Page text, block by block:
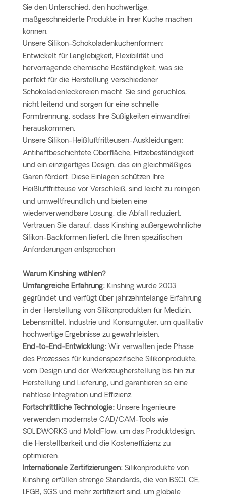
Sie den Unterschied, den hochwertige,
maßgeschneiderte Produkte in Ihrer Küche machen
können.
Unsere Silikon-Schokoladenkuchenformen:
Entwickelt für Langlebigkeit, Flexibilität und
hervorragende chemische Beständigkeit, was sie
perfekt für die Herstellung verschiedener
Schokoladenleckereien macht. Sie sind geruchlos,
nicht leitend und sorgen für eine schnelle
Formtrennung, sodass Ihre Süßigkeiten einwandfrei
herauskommen.
Unsere Silikon-Heißluftfritteusen-Auskleidungen:
Antihaftbeschichtete Oberfläche, Hitzebeständigkeit
und ein einzigartiges Design, das ein gleichmäßiges
Garen fördert. Diese Einlagen schützen Ihre
Heißluftfritteuse vor Verschleiß, sind leicht zu reinigen
und umweltfreundlich und bieten eine
wiederverwendbare Lösung, die Abfall reduziert.
Vertrauen Sie darauf, dass Kinshing außergewöhnliche
Silikon-Backformen liefert, die Ihren spezifischen
Anforderungen entsprechen.
Warum Kinshing wählen?
Umfangreiche Erfahrung: Kinshing wurde 2003
gegründet und verfügt über jahrzehntelange Erfahrung
in der Herstellung von Silikonprodukten für Medizin,
Lebensmittel, Industrie und Konsumgüter, um qualitativ
hochwertige Ergebnisse zu gewährleisten.
End-to-End-Entwicklung: Wir verwalten jede Phase
des Prozesses für kundenspezifische Silikonprodukte,
vom Design und der Werkzeugherstellung bis hin zur
Herstellung und Lieferung, und garantieren so eine
nahtlose Integration und Effizienz.
Fortschrittliche Technologie: Unsere Ingenieure
verwenden modernste CAD/CAM-Tools wie
SOLIDWORKS und MoldFlow, um das Produktdesign,
die Herstellbarkeit und die Kosteneffizienz zu
optimieren.
Internationale Zertifizierungen: Silikonprodukte von
Kinshing erfüllen strenge Standards, die von BSCI, CE,
LFGB, SGS und mehr zertifiziert sind, um globale